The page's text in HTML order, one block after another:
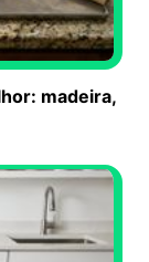
madeira,